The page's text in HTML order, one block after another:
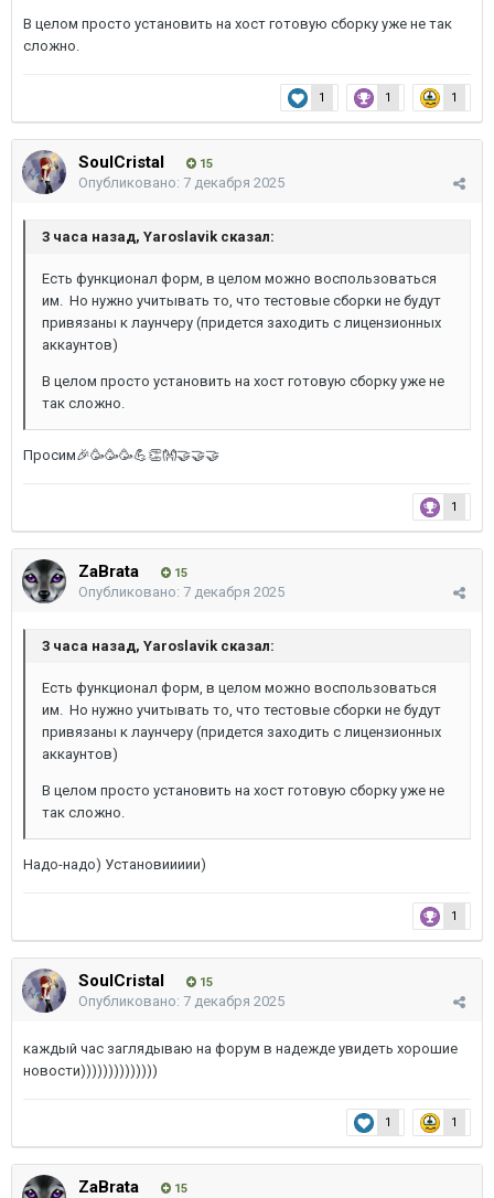
В целом просто установить на хост готовую сборку уже не так
сложно.
1 1 1
SoulCristal 15
Опубликовано: 7 декабря 2025
3 часа назад, Yaroslavik сказал:
Есть функционал форм, в целом можно воспользоваться
им. Но нужно учитывать то, что тестовые сборки не будут
привязаны к лаунчеру (придется заходить с лицензионных
аккаунтов)
В целом просто установить на хост готовую сборку уже не
так сложно.
Просим🎉🥳🥳🥳💪👏👐🤝🤝🤝
1
ZaBrata 15
Опубликовано: 7 декабря 2025
3 часа назад, Yaroslavik сказал:
Есть функционал форм, в целом можно воспользоваться
им. Но нужно учитывать то, что тестовые сборки не будут
привязаны к лаунчеру (придется заходить с лицензионных
аккаунтов)
В целом просто установить на хост готовую сборку уже не
так сложно.
Надо-надо) Установиииии)
1
SoulCristal 15
Опубликовано: 7 декабря 2025
каждый час заглядываю на форум в надежде увидеть хорошие
новости))))))))))))))
1 1
ZaBrata 15